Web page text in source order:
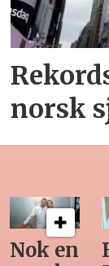
norsk
Med